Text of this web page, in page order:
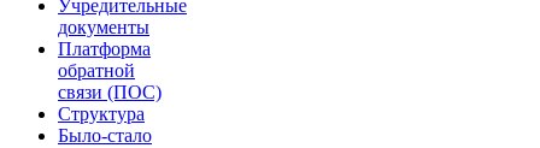
Учредительные
документы
Платформа
обратной
связи (ПОС)
Структура
Было-стало